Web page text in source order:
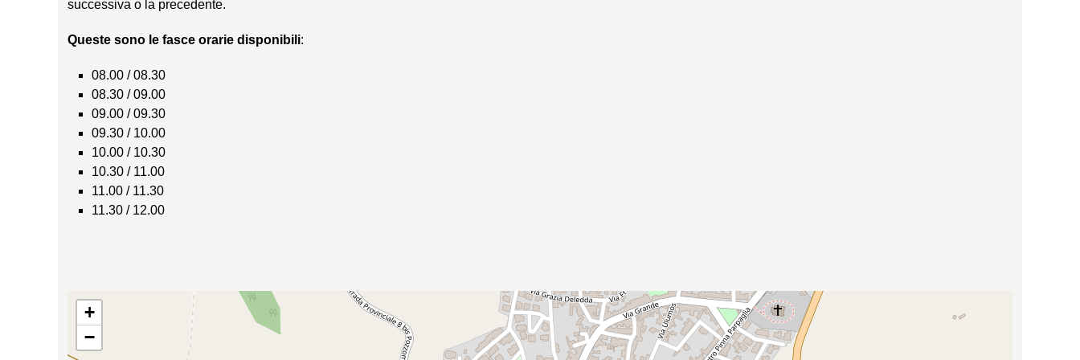
successiva o la precedente.
Queste sono le fasce orarie disponibili:
08.00 / 08.30
08.30 / 09.00
09.00 / 09.30
09.30 / 10.00
10.00 / 10.30
10.30 / 11.00
11.00 / 11.30
11.30 / 12.00
+
−